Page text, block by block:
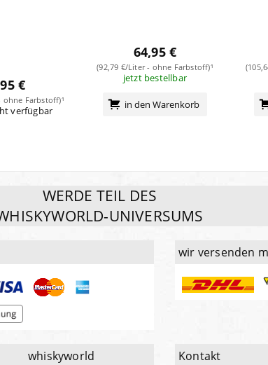
€
ohne Farbstoff)¹
verfügbar
64,95 €
(92,79 €/Liter - ohne Farbstoff)¹
jetzt bestellbar
in den Warenkorb
WERDE TEIL DES
UNIVERSUMS
wir versenden
whiskyworld Kontakt